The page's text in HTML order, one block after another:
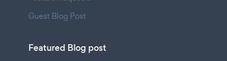
Guest Blog Post
Featured Blog post